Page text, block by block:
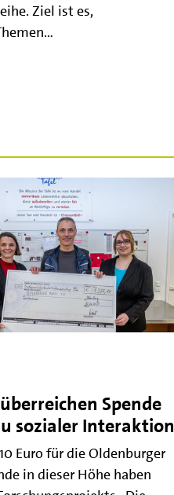
Ziel ist es,
Spende
sozialer Interaktion
Euro für die Oldenburger
in dieser Höhe haben